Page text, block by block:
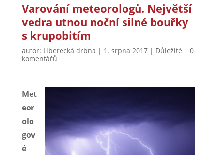
Varování meteorologů. Největší
vedra utnou noční silné bouřky
s krupobitím
autor: Liberecká drbna | 1. srpna 2017| Důležité | 0
komentářů
Met
eor
olo
gov
é